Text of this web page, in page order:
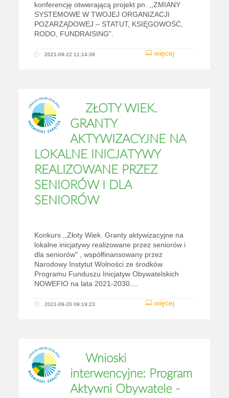
konferencję otwierającą projekt pn. ,,ZMIANY
SYSTEMOWE W TWOJEJ ORGANIZACJI
POZARZĄDOWEJ – STATUT, KSIĘGOWOŚĆ,
RODO, FUNDRAISING”.
więcej
2021-09-22 11:14:39
ZŁOTY WIEK.
GRANTY
AKTYWIZACYJNE NA
LOKALNE INICJATYWY
REALIZOWANE PRZEZ
SENIORÓW I DLA
SENIORÓW
Konkurs ,,Złoty Wiek. Granty aktywizacyjne na
lokalne inicjatywy realizowane przez seniorów i
dla seniorów" , współfinansowany przez
Narodowy Instytut Wolności ze środków
Programu Funduszu Inicjatyw Obywatelskich
NOWEFIO na lata 2021-2030....
więcej
2021-09-20 09:19:23
Wnioski
interwencyjne: Program
Aktywni Obywatele -